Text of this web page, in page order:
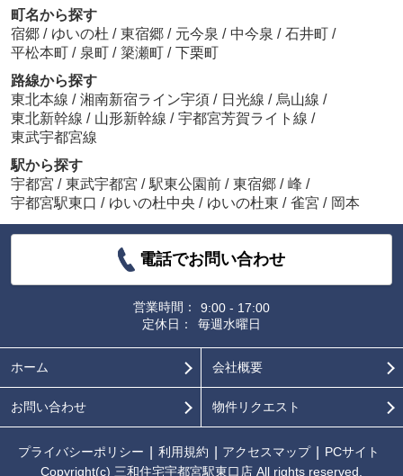
町名から探す
宿郷 / ゆいの杜 / 東宿郷 / 元今泉 / 中今泉 / 石井町 /
平松本町 / 泉町 / 簗瀬町 / 下栗町
路線から探す
東北本線 / 湘南新宿ライン宇須 / 日光線 / 烏山線 /
東北新幹線 / 山形新幹線 / 宇都宮芳賀ライト線 /
東武宇都宮線
駅から探す
宇都宮 / 東武宇都宮 / 駅東公園前 / 東宿郷 / 峰 /
宇都宮駅東口 / ゆいの杜中央 / ゆいの杜東 / 雀宮 / 岡本
電話でお問い合わせ
営業時間：
9:00 - 17:00
定休日：
毎週水曜日
ホーム 会社概要
お問い合わせ 物件リクエスト
プライバシーポリシー 利用規約 アクセスマップ
PCサイト
Copyright(c) 三和住宅宇都宮駅東口店 All rights reserved.